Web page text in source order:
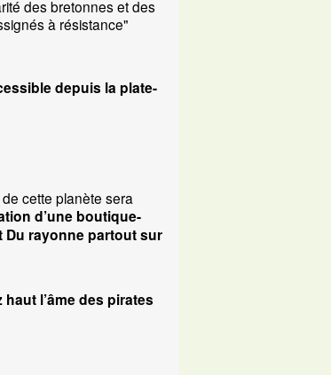
des bretonnes et des
à résistance"
depuis la plate-
cette planète sera
d’une boutique-
Du rayonne partout sur
l’âme des pirates